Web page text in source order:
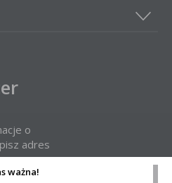
ważna!
o
adres